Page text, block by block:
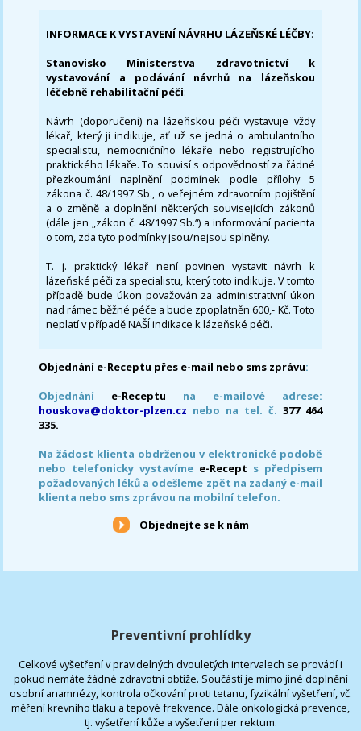
INFORMACE K VYSTAVENÍ NÁVRHU LÁZEŇSKÉ LÉČBY:
Stanovisko Ministerstva zdravotnictví k
vystavování a podávání návrhů na lázeňskou
léčebně rehabilitační péči:
Návrh (doporučení) na lázeňskou péči vystavuje vždy
lékař, který ji indikuje, ať už se jedná o ambulantního
specialistu, nemocničního lékaře nebo registrujícího
praktického lékaře. To souvisí s odpovědností za řádné
přezkoumání naplnění podmínek podle přílohy 5
zákona č. 48/1997 Sb., o veřejném zdravotním pojištění
a o změně a doplnění některých souvisejících zákonů
(dále jen „zákon č. 48/1997 Sb.“) a informování pacienta
o tom, zda tyto podmínky jsou/nejsou splněny.
T. j. praktický lékař není povinen vystavit návrh k
lázeňské péči za specialistu, který toto indikuje. V tomto
případě bude úkon považován za administrativní úkon
nad rámec běžné péče a bude zpoplatněn 600,- Kč. Toto
neplatí v případě NAŠÍ indikace k lázeňské péči.
Objednání e-Receptu přes e-mail nebo sms zprávu:
Objednání e-Receptu na e-mailové adrese:
houskova@doktor-plzen.cz nebo na tel. č. 377 464
335.
Na žádost klienta obdrženou v elektronické podobě
nebo telefonicky vystavíme e-Recept s předpisem
požadovaných léků a odešleme zpět na zadaný e-mail
klienta nebo sms zprávou na mobilní telefon.
Objednejte se k nám
Preventivní prohlídky
Celkové vyšetření v pravidelných dvouletých intervalech se provádí i
pokud nemáte žádné zdravotní obtíže. Součástí je mimo jiné doplnění
osobní anamnézy, kontrola očkování proti tetanu, fyzikální vyšetření, vč.
měření krevního tlaku a tepové frekvence. Dále onkologická prevence,
tj. vyšetření kůže a vyšetření per rektum.